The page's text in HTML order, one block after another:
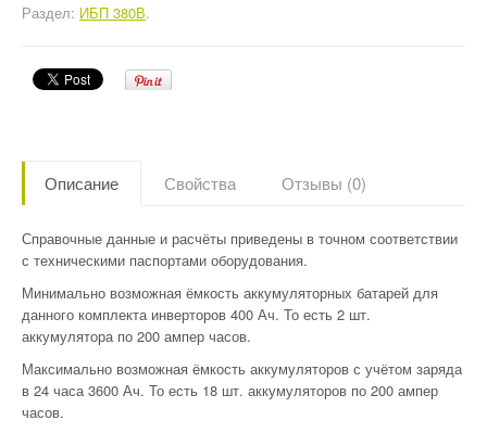
Раздел: ИБП 380В.
Описание Свойства Отзывы (0)
Справочные данные и расчёты приведены в точном соответствии
с техническими паспортами оборудования.
Минимально возможная ёмкость аккумуляторных батарей для
данного комплекта инверторов 400 Ач. То есть 2 шт.
аккумулятора по 200 ампер часов.
Максимально возможная ёмкость аккумуляторов с учётом заряда
в 24 часа 3600 Ач. То есть 18 шт. аккумуляторов по 200 ампер
часов.